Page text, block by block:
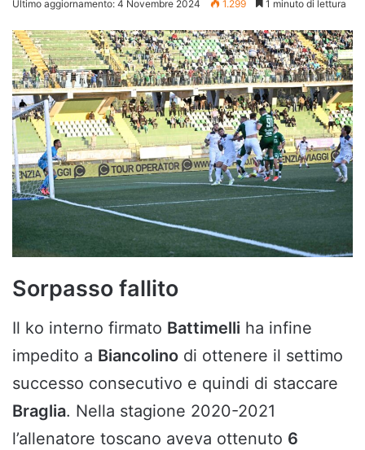
Ultimo aggiornamento: 4 Novembre 2024 1.299 1 minuto di lettura
Sorpasso fallito
Il ko interno firmato Battimelli ha infine
impedito a Biancolino di ottenere il settimo
successo consecutivo e quindi di staccare
Braglia. Nella stagione 2020-2021
l’allenatore toscano aveva ottenuto 6